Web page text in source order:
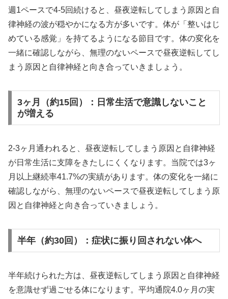
週1ペースで4-5回続けると、昼夜逆転してしまう原因と自
律神経の波が穏やかになる方が多いです。体が「整いはじ
めている感覚」を持てるようになる節目です。体の変化を
一緒に確認しながら、無理のないペースで昼夜逆転してし
まう原因と自律神経と向き合っていきましょう。
3ヶ月（約15回）：日常生活で意識しないこと
が増える
2-3ヶ月通われると、昼夜逆転してしまう原因と自律神経
が日常生活に支障をきたしにくくなります。当院では3ヶ
月以上継続率41.7%の実績があります。体の変化を一緒に
確認しながら、無理のないペースで昼夜逆転してしまう原
因と自律神経と向き合っていきましょう。
半年（約30回）：症状に振り回されない体へ
半年続けられた方は、昼夜逆転してしまう原因と自律神経
を意識せず過ごせる体になります。平均通院4.0ヶ月の実